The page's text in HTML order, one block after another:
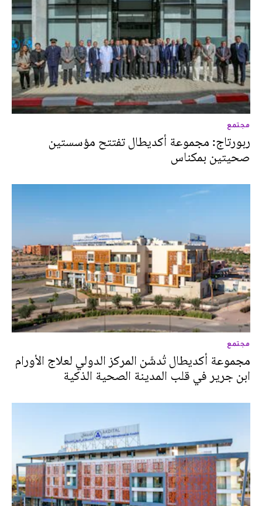
مجتمع
ربورتاج: مجموعة أكديطال تفتتح مؤسستين
صحيتين بمكناس
مجتمع
مجموعة أكديطال تُدشّن المركز الدولي لعلاج الأورام
ابن جرير في قلب المدينة الصحية الذكية